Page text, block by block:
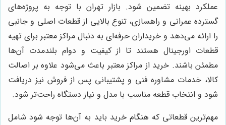
عملکرد بهینه تضمین شود. بازار تهران با توجه به پروژه‌های
گسترده عمرانی و راهسازی، تنوع بالایی از قطعات اصلی و جانبی
را ارائه می‌دهد و خریداران حرفه‌ای به دنبال مراکز معتبر برای تهیه
قطعات اورجینال هستند تا از کیفیت و دوام بلندمدت آن‌ها
مطمئن باشند. خرید از مراکز معتبر باعث می‌شود علاوه بر اصالت
کالا، خدمات مشاوره فنی و پشتیبانی پس از فروش نیز دریافت
شود و انتخاب قطعه مناسب با مدل و نیاز دستگاه راحت‌تر شود.
مهم‌ترین قطعاتی که هنگام خرید باید به آن‌ها توجه شود شامل